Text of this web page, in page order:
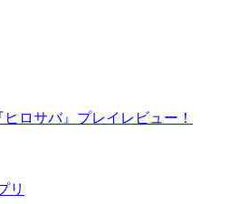
ロサバ』プレイレビュー！
リ